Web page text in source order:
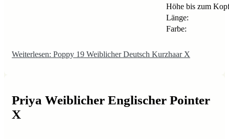
Höhe bis zum
Länge:
Farbe:
Weiterlesen: Poppy 19 Weiblicher Deutsch Kurzhaar X
Priya Weiblicher Englischer Pointer
X